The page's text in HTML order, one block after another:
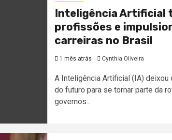
Inteligência Artificial
profissões e
carreiras no Brasil
1 mês atrás Cynthia Oliveira
A Inteligência Artificial (IA) deixou
do futuro para se tornar parte da
governos...